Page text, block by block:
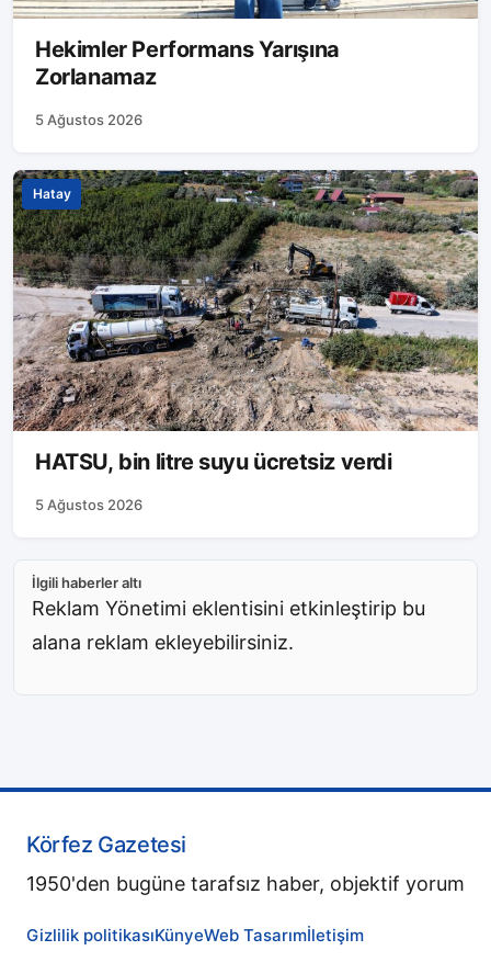
Hekimler Performans Yarışına
Zorlanamaz
5 Ağustos 2026
Hatay
HATSU, bin litre suyu ücretsiz verdi
5 Ağustos 2026
İlgili haberler altı
Reklam Yönetimi eklentisini etkinleştirip bu
alana reklam ekleyebilirsiniz.
Körfez Gazetesi
1950'den bugüne tarafsız haber, objektif yorum
Gizlilik politikasıKünyeWeb Tasarımİletişim